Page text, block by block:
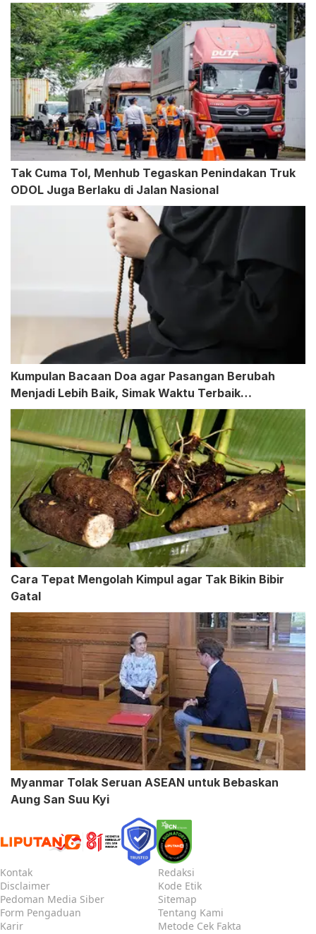
Tak Cuma Tol, Menhub Tegaskan Penindakan Truk
ODOL Juga Berlaku di Jalan Nasional
Kumpulan Bacaan Doa agar Pasangan Berubah
Menjadi Lebih Baik, Simak Waktu Terbaik
Mengamalkan
Cara Tepat Mengolah Kimpul agar Tak Bikin Bibir
Gatal
Myanmar Tolak Seruan ASEAN untuk Bebaskan
Aung San Suu Kyi
Kontak
Redaksi
Disclaimer
Kode Etik
Pedoman Media Siber
Sitemap
Form Pengaduan
Tentang Kami
Karir
Metode Cek Fakta